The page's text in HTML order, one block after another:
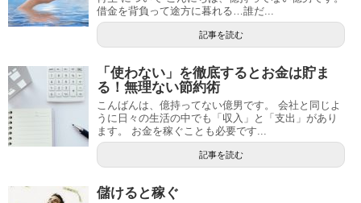
借金を背負って途方に暮れる…誰だ...
記事を読む
「使わない」を徹底するとお金は貯ま
る！無理ない節約術
こんばんは、億持ってない億男です。 会社と同じよ
うに日々の生活の中でも「収入」と「支出」があり
ます。 お金を稼ぐことも必要です...
記事を読む
儲けると稼ぐ